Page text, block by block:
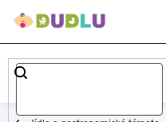
Dětské
a